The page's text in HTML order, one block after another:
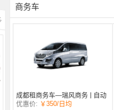
商务车
成都租商务车—瑞风商务 | 自动
挡 | 7座
优惠价: ￥350/日均